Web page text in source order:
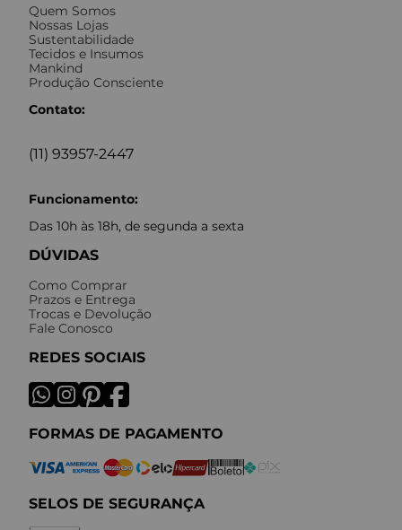
Quem Somos
Nossas Lojas
Sustentabilidade
Tecidos e Insumos
Mankind
Produção Consciente
Contato:
(11) 93957-2447
Funcionamento:
Das 10h às 18h, de segunda a sexta
DÚVIDAS
Como Comprar
Prazos e Entrega
Trocas e Devolução
Fale Conosco
REDES SOCIAIS
FORMAS DE PAGAMENTO
SELOS DE SEGURANÇA